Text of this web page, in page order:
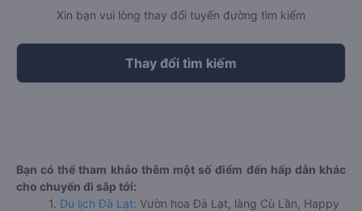
Xin bạn vui lòng thay đổi tuyến đường tìm kiếm
Thay đổi tìm kiếm
Bạn có thể tham khảo thêm một số điểm đến hấp dẫn khác
cho chuyến đi sắp tới:
1. Du lịch Đà Lạt: Vườn hoa Đà Lạt, làng Cù Lần, Happy